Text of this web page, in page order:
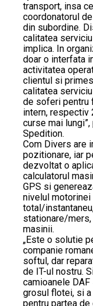
transport, insa
coordonatorul
din subordine.
calitatea
implica. In
doar o interfata
activitatea
clientul si
calitatea
de soferi pentru
intern, respectiv
curse mai
Spedition.
Com Divers are
pozitionare, iar
dezvoltat o
calculatorul
GPS si
nivelul motorinei
total/
stationare/
masinii.
„Este o solutie
companie
softul, dar
de IT-ul nostru.
camioanele
grosul flotei, si a
pentru partea